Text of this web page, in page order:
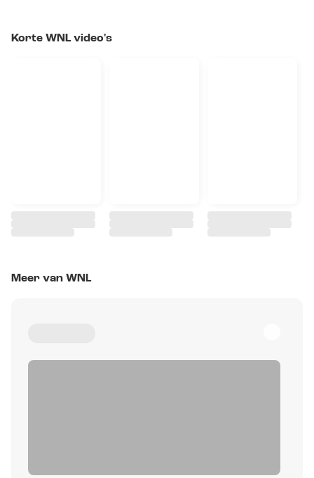
Korte WNL video's
Meer van WNL